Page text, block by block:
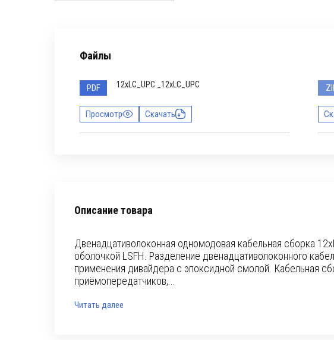
Файлы
PDF 12xLC_UPC _12xLC_UPC
Просмотр Скачать
Описание товара
Двенадцативолоконная одномодовая кабельная сборка
оболочкой LSFH. Разделение двенадцативолоконного
применения дивайдера с эпоксидной смолой. Кабельная
приёмопередатчиков,...
Читать далее